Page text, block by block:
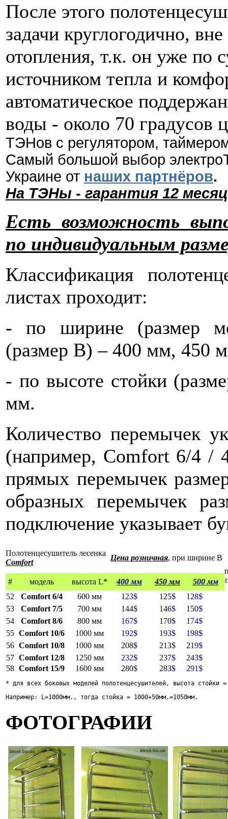
После этого
задачи круглогодично,
отопления, т.к. он уже по
источником тепла и
автоматическое
воды - около 70 градусов
ТЭНов с регулятором,
Самый большой выбор
Украине от наших партнёров.
На ТЭНы - гарантия 12
Есть возможность
по индивидуальным
Классификация
листах проходит:
- по ширине (размер
(размер В) – 400 мм, 450
- по высоте стойки
мм.
Количество перемычек
(например, Comfort 6/4/
прямых перемычек
образных перемычек
подключение указывает
Полотенцесушитель лесенка
Comfort
Цена розничная, при ширине B
# модель высота L* 400 мм 450 мм
500 мм
52
Comfort 6/4 600 мм 123$ 125$ 128$
53
Comfort 7/5 700 мм 144$ 146$ 150$
54
Comfort 8/6 800 мм 167$ 170$ 174$
55 Comfort 10/6 1000 мм 192$ 193$ 198$
56 Comfort 10/8 1000 мм 208$ 213$ 219$
57 Comfort 12/8 1250 мм 232$ 237$ 243$
58 Comfort 15/9 1600 мм 280$ 283$ 291$
* для всех боковых моделей полотенцесушителей, высота
Например: L=1000мм., тогда стойка = 1000+50мм.=1050мм.
ФОТОГРАФИИ